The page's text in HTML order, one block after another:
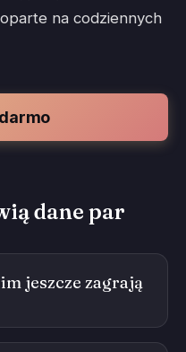
oparte na codziennych
dane par
jeszcze zagrają